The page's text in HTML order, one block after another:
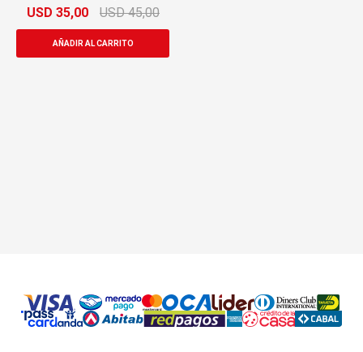
Pared
USD 35,00 USD 45,00